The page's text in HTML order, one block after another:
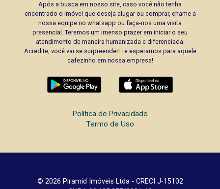
Após a busca em nosso site, caso você não tenha
encontrado o imóvel que deseja alugar ou comprar, chame a
nossa equipe no whatsapp ou faça-nos uma visita
presencial. Teremos um imenso prazer em iniciar o seu
atendimento de maneira humanizada e diferenciada.
Acredite, você vai se surpreender! Te esperamos para aquele
cafezinho em nossa empresa!
Política de Privacidade
Termo de Uso
© 2026 Piramid Imóveis Ltda - CRECI J-15102